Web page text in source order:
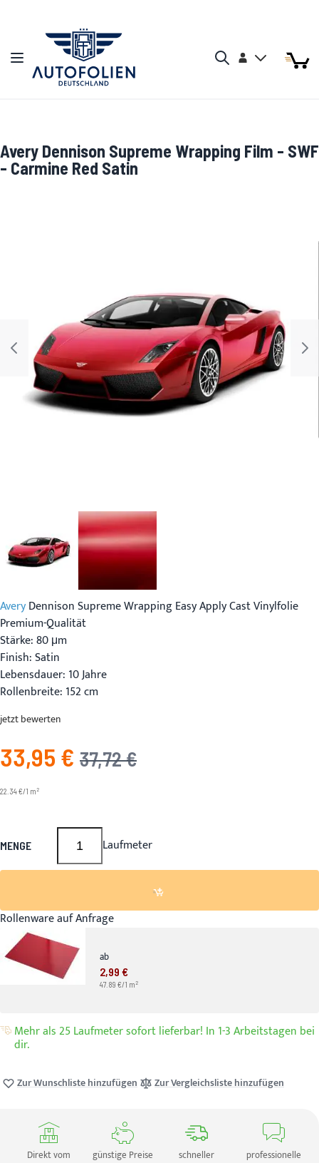
Navigation umschalten Konto Mein
AveryDennison Supreme Wrapping Easy Apply Cast Vinylfolie
Premium-Qualität
Stärke: 80 μm
Finish: Satin
Lebensdauer: 10 Jahre
Rollenbreite: 152 cm
Avery Dennison Supreme Wrapping Film - SWF
- Carmine Red Satin
jetzt bewerten
Angebotspreis
33,95 € UVP
37,72 €
22.34 €/1 m2
MENGE Laufmeter
Rollenware auf Anfrage
ab
2,99 €
47.89 €/1 m 2
Mehr als 25 Laufmeter sofort lieferbar! In 1-3 Arbeitstagen bei
dir.
Zur Wunschliste hinzufügen Zur Vergleichsliste hinzufügen
Direkt vom
günstige Preise
schneller
professionelle